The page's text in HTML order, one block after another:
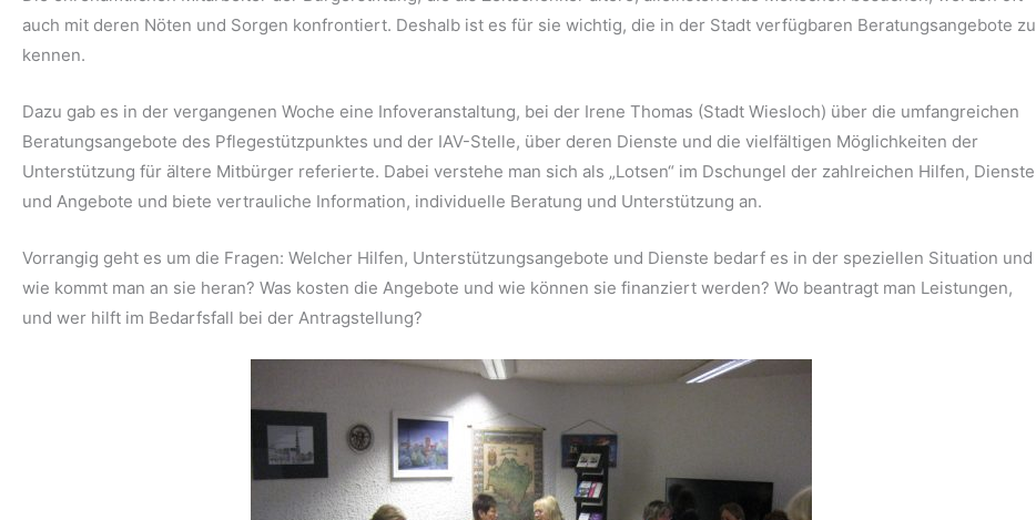
auch mit deren Nöten und Sorgen konfrontiert. Deshalb ist es für sie wichtig, die in der Stadt verfügbaren Beratungsangebote zu
kennen.
Dazu gab es in der vergangenen Woche eine Infoveranstaltung, bei der Irene Thomas (Stadt Wiesloch) über die umfangreichen
Beratungsangebote des Pflegestützpunktes und der IAV-Stelle, über deren Dienste und die vielfältigen Möglichkeiten der
Unterstützung für ältere Mitbürger referierte. Dabei verstehe man sich als „Lotsen“ im Dschungel der zahlreichen Hilfen, Dienste
und Angebote und biete vertrauliche Information, individuelle Beratung und Unterstützung an.
Vorrangig geht es um die Fragen: Welcher Hilfen, Unterstützungsangebote und Dienste bedarf es in der speziellen Situation und
wie kommt man an sie heran? Was kosten die Angebote und wie können sie finanziert werden? Wo beantragt man Leistungen,
und wer hilft im Bedarfsfall bei der Antragstellung?